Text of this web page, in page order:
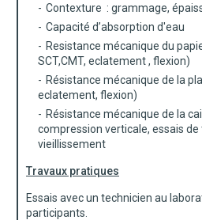
Contexture : grammage,
Capacité d’absorption d'eau
Resistance mécanique du
SCT,CMT, eclatement , flexion)
Résistance mécanique de la
eclatement, flexion)
Résistance mécanique de la
compression verticale, essais
vieillissement
Travaux pratiques
Essais avec un technicien au
participants.